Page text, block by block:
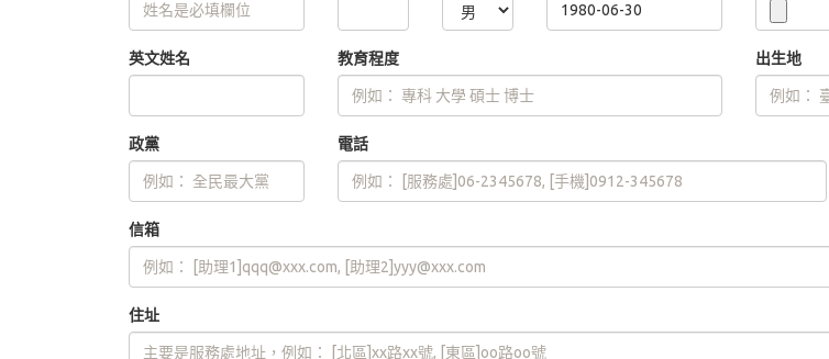
英文姓名 教育程度 出生地
政黨 電話
信箱
住址